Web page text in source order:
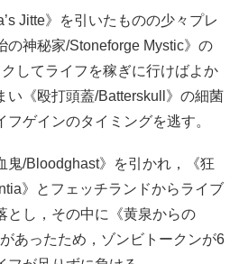
Jitte》を引いたものの少々プレ
の神秘家/Stoneforge Mystic》の
してライフを稼ぎに行けばよか
い《殴打頭蓋/Batterskull》の細菌
フゲインのタイミングを逃す。
鬼/Bloodghast》を引かれ，《狂
》とフェッチランドからライブ
とし，その中に《黄泉からの
あったため，ゾンビトークンが6